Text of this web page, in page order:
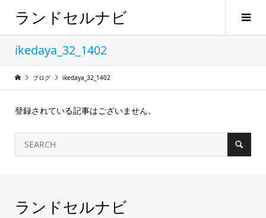
ランドセルナビ
ikedaya_32_1402
ブログ ikedaya_32_1402
登録されている記事はございません。
ランドセルナビ